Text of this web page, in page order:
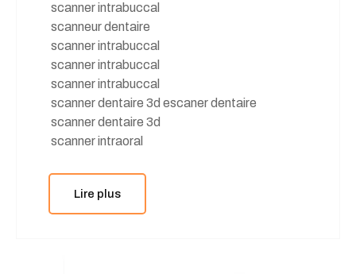
scanner intrabuccal
scanneur dentaire
scanner intrabuccal
scanner intrabuccal
scanner intrabuccal
scanner dentaire 3d escaner dentaire
scanner dentaire 3d
scanner intraoral
Lire plus